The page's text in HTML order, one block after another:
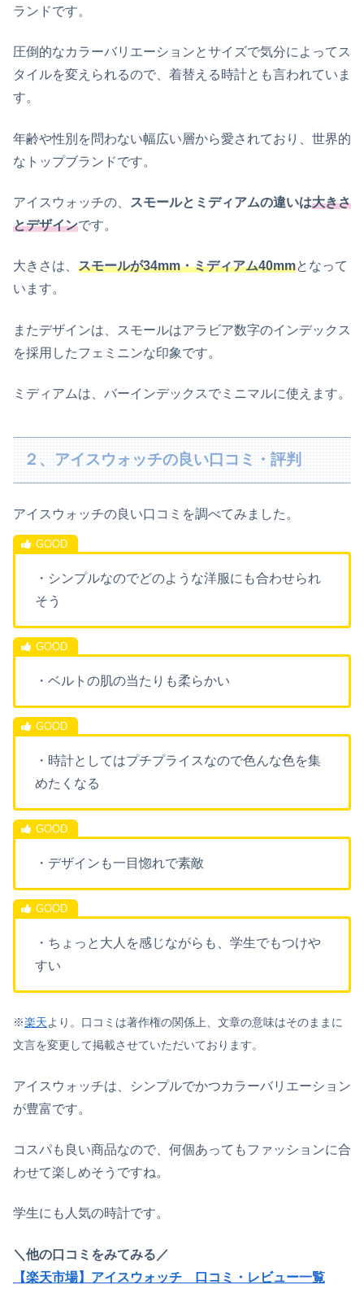
ランドです。
圧倒的なカラーバリエーションとサイズで気分によってス
タイルを変えられるので、着替える時計とも言われていま
す。
年齢や性別を問わない幅広い層から愛されており、世界的
なトップブランドです。
アイスウォッチの、 スモールとミディアムの違いは大きさ
とデザインです。
大きさは、 スモールが34mm・ミディアム40mmと なって
います。
またデザインは、
スモールはアラビア数字のインデックス
を採用したフェミニンな印象です。
ミディアムは、バーインデックスでミニマルに使えます。
２、アイスウォッチの良い口コミ・評判
アイスウォッチの良い口コミを調べてみました。
・シンプルなのでどのような洋服にも合わせられ
そう
・ベルトの肌の当たりも柔らかい
・時計としてはプチプライスなので色んな色を集
めたくなる
・デザインも一目惚れで素敵
・ちょっと大人を感じながらも、学生でもつけや
すい
※楽天より。口コミは著作権の関係上、文章の意味はそのままに
文言を変更して掲載させていただいております。
アイスウォッチは、シンプルでかつカラーバリエーション
が豊富です。
コスパも良い商品なので、何個あってもファッションに合
わせて楽しめそうですね。
学生にも人気の時計です。
＼他の口コミをみてみる／
【楽天市場】アイスウォッチ 口コミ・レビュー一覧